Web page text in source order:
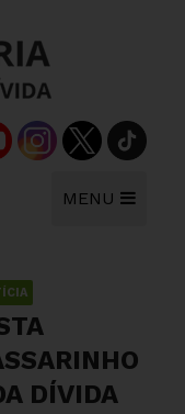
MENU
DÍVIDA